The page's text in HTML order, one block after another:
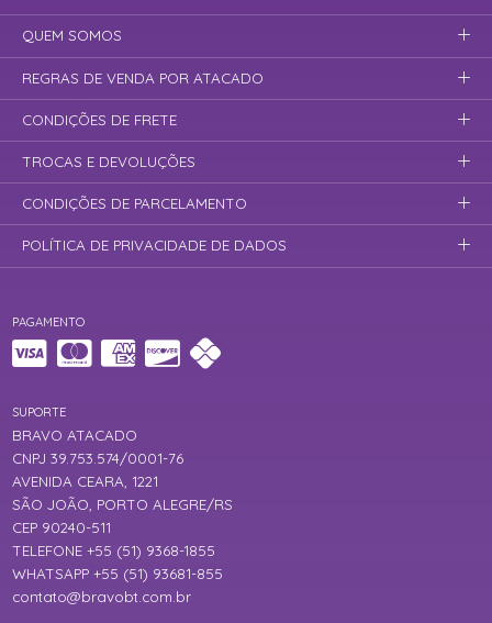
PAGAMENTO
SUPORTE
BRAVO ATACADO
CNPJ 39.753.574/0001-76
AVENIDA CEARA, 1221
SÃO JOÃO, PORTO ALEGRE/RS
CEP 90240-511
TELEFONE +55 (51) 9368-1855
WHATSAPP +55 (51) 93681-855
contato@bravobt.com.br
QUEM SOMOS
REGRAS DE VENDA POR ATACADO
CONDIÇÕES DE FRETE
TROCAS E DEVOLUÇÕES
CONDIÇÕES DE PARCELAMENTO
POLÍTICA DE PRIVACIDADE DE DADOS